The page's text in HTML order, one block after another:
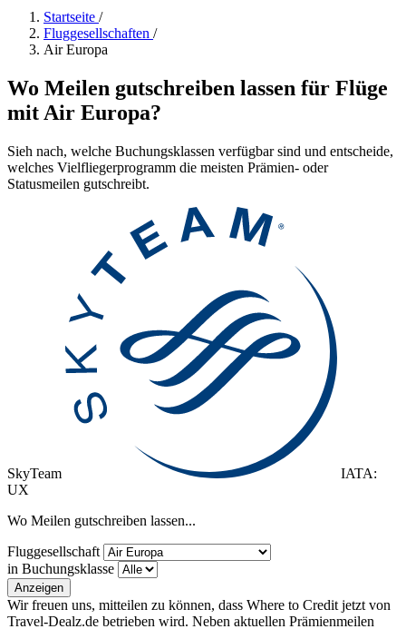
Startseite /
Fluggesellschaften /
Air Europa
Wo Meilen gutschreiben lassen für Flüge
mit Air Europa?
Sieh nach, welche Buchungsklassen verfügbar sind und entscheide,
welches Vielfliegerprogramm die meisten Prämien- oder
Statusmeilen gutschreibt.
SkyTeam
IATA:
UX
Wo Meilen gutschreiben lassen...
Fluggesellschaft
in Buchungsklasse
Anzeigen
Wir freuen uns, mitteilen zu können, dass Where to Credit jetzt von
Travel-Dealz.de betrieben wird. Neben aktuellen Prämienmeilen